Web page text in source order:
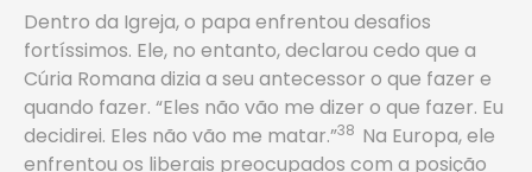
Dentro da Igreja, o papa enfrentou desafios
fortíssimos. Ele, no entanto, declarou cedo que a
Cúria Romana dizia a seu antecessor o que fazer e
quando fazer. “Eles não vão me dizer o que fazer. Eu
decidirei. Eles não vão me matar.”38 Na Europa, ele
enfrentou os liberais preocupados com a posição